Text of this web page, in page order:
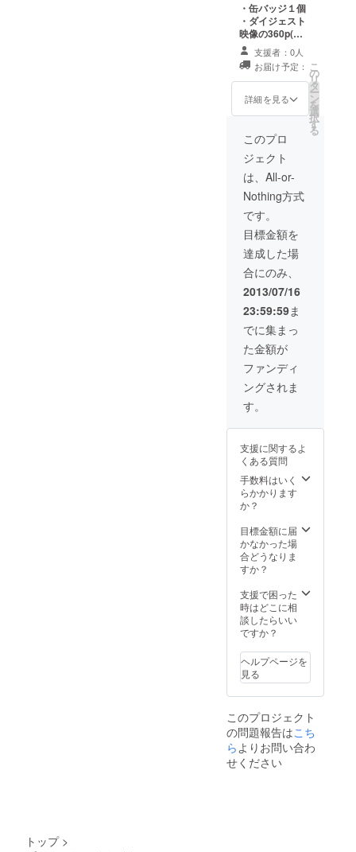
・缶バッジ１個
・ダイジェスト
映像の360p(ケ
イタイ用サイズ)
ムービーデータ
・完成したDVD
ディスク１枚 ・
特別バージョン
るいは親子の顔
写真を合成して
登場させるサー
ビス ※映像の中
に入れられるの
は２人か３人と
いう制約があり
ます。また、完
成品はDVDディ
スクではなく
ムービーデータ
（ 720pHD／PC
用サイズと360p
／ケイタイ用サ
イズの2種類）で
の納品になりま
す。
支援者：0人
お届け予定：
詳細を見る
こ
の
リ
タ
ー
ン
を
選
択
す
る
このプロ
ジェクト
は、All-or-
Nothing方式
です。
目標金額を
達成した場
合にのみ、
2013/07/16
23:59:59ま
でに集まっ
た金額が
ファンディ
ングされま
す。
支援に関するよ
くある質問
手数料はいく
らかかります
か？
目標金額に届
かなかった場
合どうなりま
すか？
支援で困った
時はどこに相
談したらいい
ですか？
ヘルプページを
見る
このプロジェクト
の問題報告はこち
らよりお問い合わ
せください
トップ >